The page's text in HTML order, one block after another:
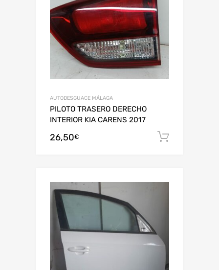
AUTODESGUACE MÁLAGA
PILOTO TRASERO DERECHO
INTERIOR KIA CARENS 2017
26,50€